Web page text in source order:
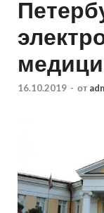
16.10.2019 - от